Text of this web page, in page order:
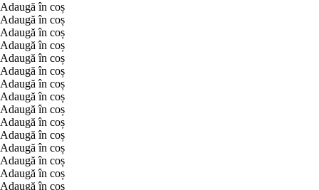
Adaugă în coș
Adaugă în coș
Adaugă în coș
Adaugă în coș
Adaugă în coș
Adaugă în coș
Adaugă în coș
Adaugă în coș
Adaugă în coș
Adaugă în coș
Adaugă în coș
Adaugă în coș
Adaugă în coș
Adaugă în coș
Adaugă în coș